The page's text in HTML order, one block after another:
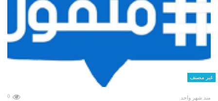
غير مصنف
منذ شهر واحد 0